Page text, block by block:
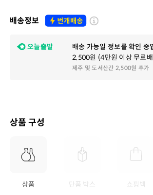
배송정보
오늘출발
배송 가능일 정보를 확인 중
2,500원 (4만원 이상 무료
제주 및 도서산간 2,500원 추가
상품 구성
상품 단품 박스 쇼핑백